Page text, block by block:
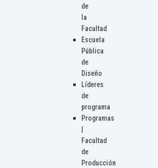
de
la
Facultad
Escuela
Pública
de
Diseño
Líderes
de
programa
Programas
Facultad
de
Producción